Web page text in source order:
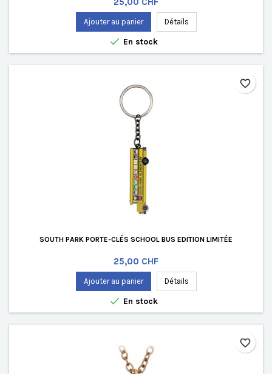
Ajouter au panier Détails
 En stock
SOUTH PARK PORTE-CLÉS SCHOOL BUS EDITION LIMITÉE
Prix
25,00 CHF
Ajouter au panier Détails
 En stock
favorite_border
favorite_border